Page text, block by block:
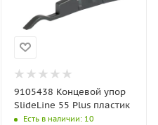
9105438 Концевой упор
SlideLine 55 Plus пластик
Есть в наличии: 10